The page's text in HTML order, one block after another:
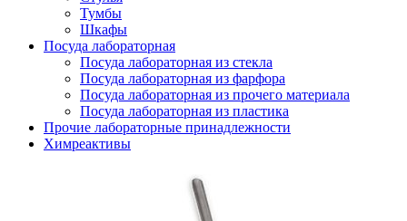
Тумбы
Шкафы
Посуда лабораторная
Посуда лабораторная из стекла
Посуда лабораторная из фарфора
Посуда лабораторная из прочего материала
Посуда лабораторная из пластика
Прочие лабораторные принадлежности
Химреактивы